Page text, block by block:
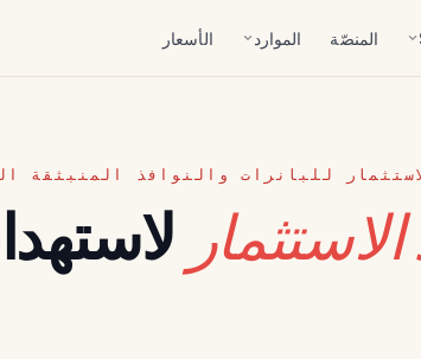
المنصّة الموارد الأسعار
للبانرات والنوافذ المنبثقة